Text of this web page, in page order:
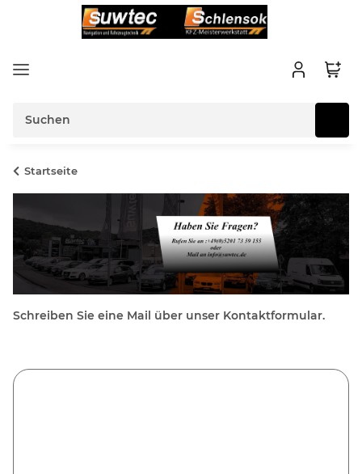
Startseite
Schreiben Sie eine Mail über unser Kontaktformular.